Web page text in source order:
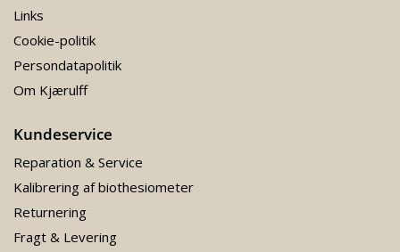
Links
Cookie-politik
Persondatapolitik
Om Kjærulff
Kundeservice
Reparation & Service
Kalibrering af biothesiometer
Returnering
Fragt & Levering